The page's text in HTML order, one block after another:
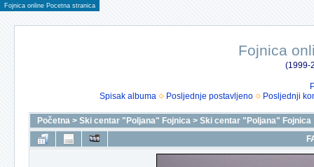
Fojnica online Pocetna stranica
Fojnica
(1999-
Spisak albuma
Posljednje postavljeno Posljednji
Početna > Ski centar "Poljana" Fojnica > Ski centar "Poljana" Fojnica